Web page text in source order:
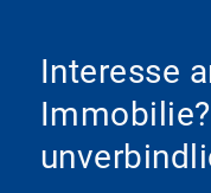
Interesse